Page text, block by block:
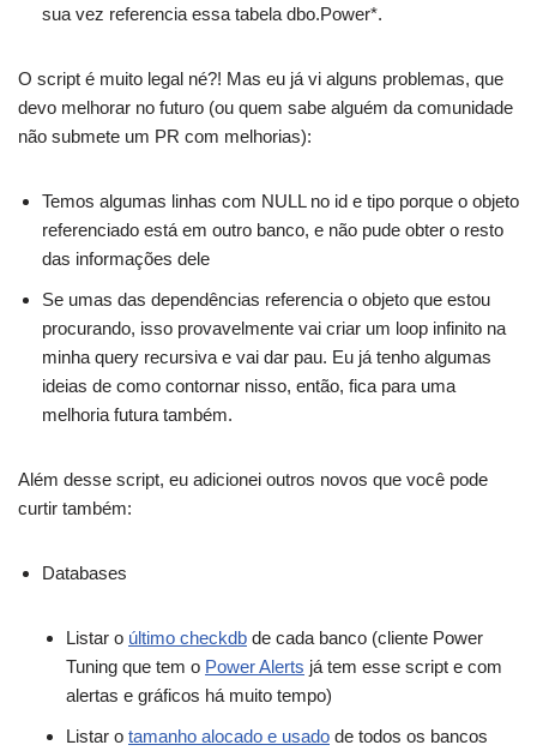
sua vez referencia essa tabela dbo.Power*.
O script é muito legal né?! Mas eu já vi alguns problemas, que
devo melhorar no futuro (ou quem sabe alguém da comunidade
não submete um PR com melhorias):
Temos algumas linhas com NULL no id e tipo porque o objeto
referenciado está em outro banco, e não pude obter o resto
das informações dele
Se umas das dependências referencia o objeto que estou
procurando, isso provavelmente vai criar um loop infinito na
minha query recursiva e vai dar pau. Eu já tenho algumas
ideias de como contornar nisso, então, fica para uma
melhoria futura também.
Além desse script, eu adicionei outros novos que você pode
curtir também:
Databases
Listar o último checkdb de cada banco (cliente Power
Tuning que tem o Power Alerts já tem esse script e com
alertas e gráficos há muito tempo)
Listar o tamanho alocado e usado de todos os bancos